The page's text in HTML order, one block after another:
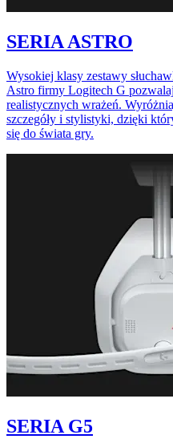
SERIA ASTRO
Wysokiej klasy zestawy
Astro firmy Logitech G
realistycznych wrażeń.
szczegóły i stylistyki, dzięki
się do świata gry.
SERIA G5